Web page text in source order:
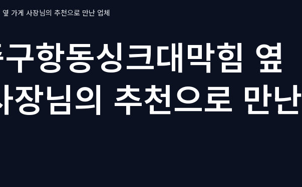
가게 사장님의 추천으로 만난 업체
항동싱크대막힘 옆
장님의 추천으로 만난